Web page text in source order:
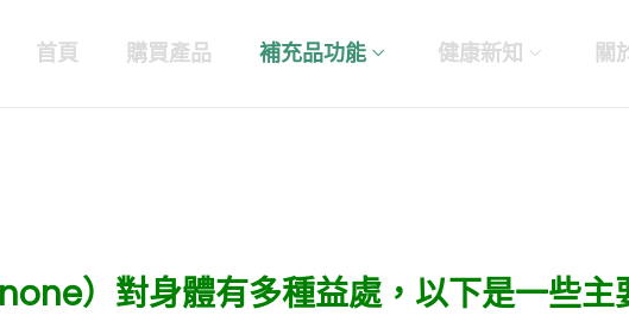
首頁 購買產品 補充品功能 健康新知 關
）對身體有多種益處，以下是一些主